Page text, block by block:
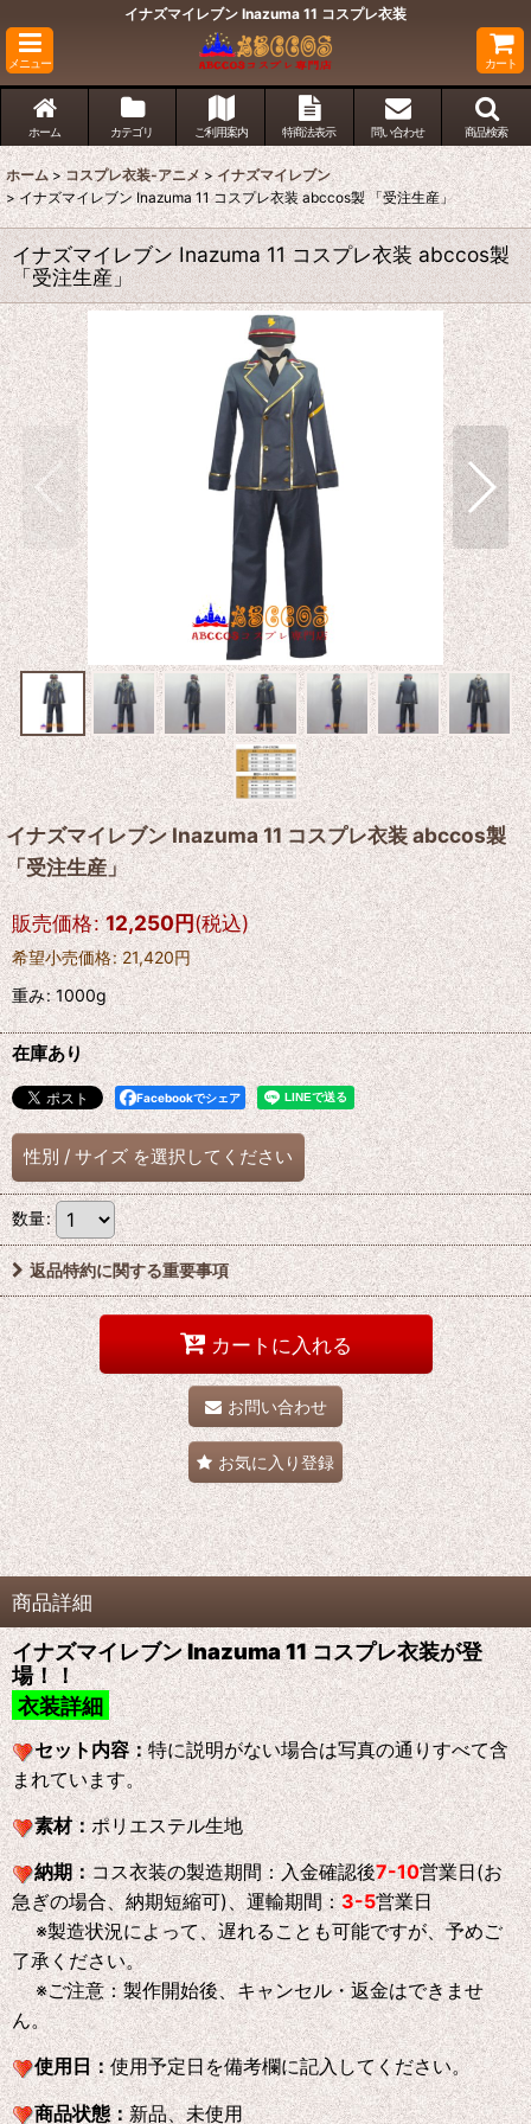
イナズマイレブン Inazuma 11 コスプレ衣装
メニュー カート
ホーム カテゴリ ご利用案内 特商法表示 問い合わせ 商品検索
ホーム > コスプレ衣装-アニメ > イナズマイレブン
> イナズマイレブン Inazuma 11 コスプレ衣装 abccos製 「受注生産」
イナズマイレブン Inazuma 11 コスプレ衣装 abccos製
「受注生産」
イナズマイレブン Inazuma 11 コスプレ衣装 abccos製
「受注生産」
販売価格: 12,250円(税込)
希望小売価格: 21,420円
重み:1000g
在庫あり
Facebookでシェア
性別 / サイズ を選択してください
数量:
返品特約に関する重要事項
カートに入れる
お問い合わせ
お気に入り登録
商品詳細
イナズマイレブン Inazuma 11 コスプレ衣装が登
場！！
衣装詳細
セット内容：特に説明がない場合は写真の通りすべて含
まれています。
素材：ポリエステル生地
納期：コス衣装の製造期間：入金確認後7-10営業日(お
急ぎの場合、納期短縮可)、運輸期間：3-5営業日
※製造状況によって、遅れることも可能ですが、予めご
了承ください。
※ご注意：製作開始後、キャンセル・返金はできませ
ん。
使用日：使用予定日を備考欄に記入してください。
商品状態：新品、未使用